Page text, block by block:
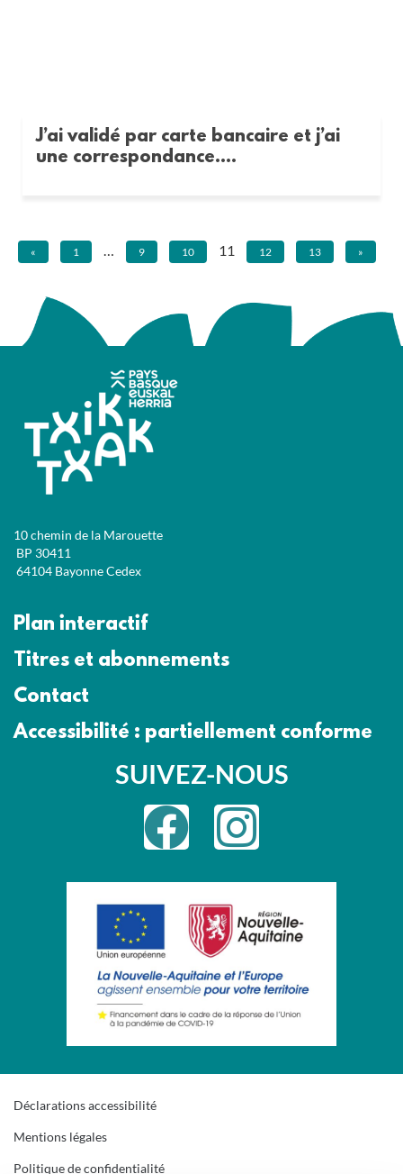
J’ai validé par carte bancaire et j’ai
une correspondance....
« 1 … 9 10 11 12 13 »
10 chemin de la Marouette
BP 30411
64104 Bayonne Cedex
Plan interactif
Titres et abonnements
Contact
Accessibilité : partiellement conforme
SUIVEZ-NOUS
Déclarations accessibilité
Mentions légales
Politique de confidentialité